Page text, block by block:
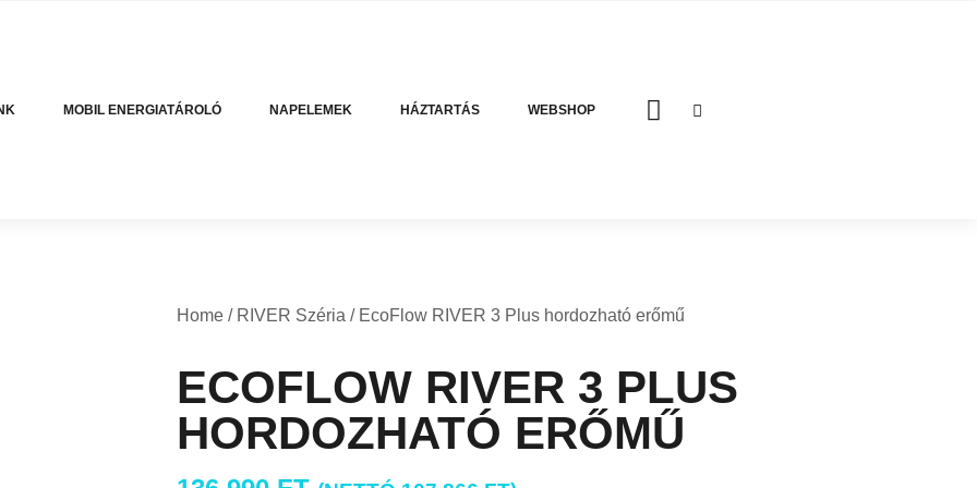
MOBIL ENERGIATÁROLÓ NAPELEMEK HÁZTARTÁS WEBSHOP
Home / RIVER Széria / EcoFlow RIVER 3 Plus hordozható erőmű
ECOFLOW RIVER 3 PLUS
HORDOZHATÓ ERŐMŰ